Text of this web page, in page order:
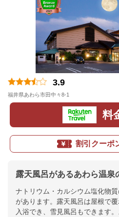
3.9
福井県あわら市田中々8-1
料
割引クーポ
露天風呂があるあわら温泉
ナトリウム・カルシウム塩化物
があります。露天風呂は屋根で
入浴でき、雪見風呂もできます